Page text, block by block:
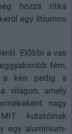
hozzá ritka
egy lítiumos
Előbbi a vas
fém,
a kén pedig a
világon, amely
nagy
kutatóinak
egy alumínium-